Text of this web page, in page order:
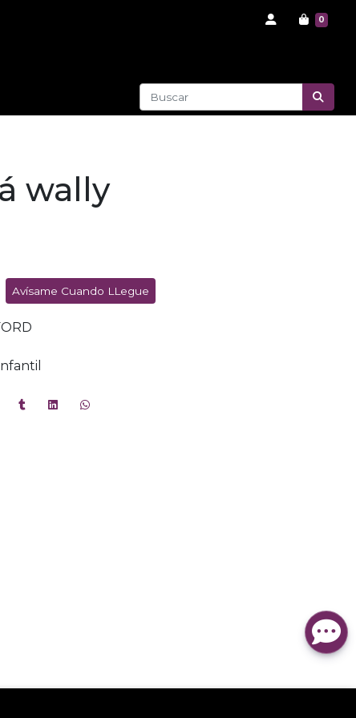
0
wally
Avísame Cuando LLegue